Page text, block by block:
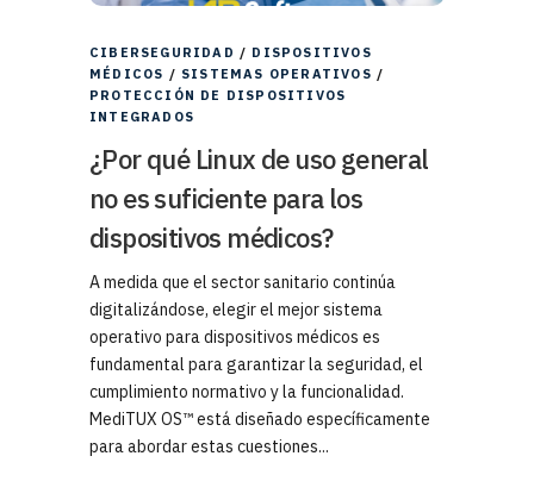
CIBERSEGURIDAD / DISPOSITIVOS
MÉDICOS / SISTEMAS OPERATIVOS /
PROTECCIÓN DE DISPOSITIVOS
INTEGRADOS
¿Por qué Linux de uso general
no es suficiente para los
dispositivos médicos?
A medida que el sector sanitario continúa
digitalizándose, elegir el mejor sistema
operativo para dispositivos médicos es
fundamental para garantizar la seguridad, el
cumplimiento normativo y la funcionalidad.
MediTUX OS™ está diseñado específicamente
para abordar estas cuestiones...